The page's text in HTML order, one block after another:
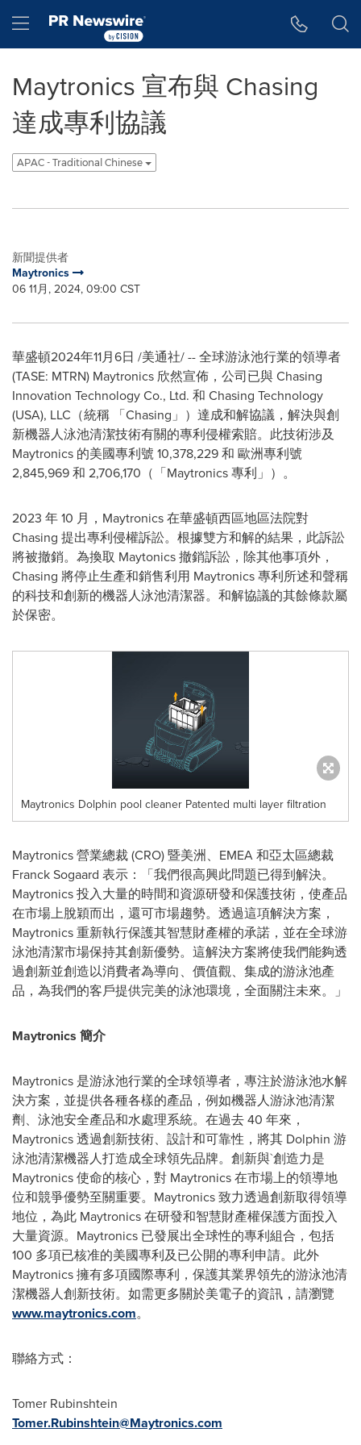
Hamburger menu
Maytronics 宣布與 Chasing
達成專利協議
APAC - Traditional Chinese
新聞提供者
Maytronics
06 11月, 2024, 09:00 CST
華盛頓2024年11月6日 /美通社/ -- 全球游泳池行業的領導者
(TASE: MTRN) Maytronics 欣然宣佈，公司已與 Chasing
Innovation Technology Co., Ltd. 和 Chasing Technology
(USA), LLC（統稱 「Chasing」）達成和解協議，解決與創
新機器人泳池清潔技術有關的專利侵權索賠。此技術涉及
Maytronics 的美國專利號 10,378,229 和 歐洲專利號
2,845,969 和 2,706,170（「Maytronics 專利」）。
2023 年 10 月，Maytronics 在華盛頓西區地區法院對
Chasing 提出專利侵權訴訟。根據雙方和解的結果，此訴訟
將被撤銷。為換取 Maytonics 撤銷訴訟，除其他事項外，
Chasing 將停止生產和銷售利用 Maytronics 專利所述和聲稱
的科技和創新的機器人泳池清潔器。和解協議的其餘條款屬
於保密。
Maytronics Dolphin pool cleaner Patented multi layer filtration
Maytronics 營業總裁 (CRO) 暨美洲、EMEA 和亞太區總裁
Franck Sogaard 表示：「我們很高興此問題已得到解決。
Maytronics 投入大量的時間和資源研發和保護技術，使產品
在市場上脫穎而出，還可市場趨勢。透過這項解決方案，
Maytronics 重新執行保護其智慧財產權的承諾，並在全球游
泳池清潔市場保持其創新優勢。這解決方案將使我們能夠透
過創新並創造以消費者為導向、價值觀、集成的游泳池產
品，為我們的客戶提供完美的泳池環境，全面關注未來。」
Maytronics 簡介
Maytronics 是游泳池行業的全球領導者，專注於游泳池水解
決方案，並提供各種各樣的產品，例如機器人游泳池清潔
劑、泳池安全產品和水處理系統。在過去 40 年來，
Maytronics 透過創新技術、設計和可靠性，將其 Dolphin 游
泳池清潔機器人打造成全球領先品牌。創新與`創造力是
Maytronics 使命的核心，對 Maytronics 在市場上的領導地
位和競爭優勢至關重要。Maytronics 致力透過創新取得領導
地位，為此 Maytronics 在研發和智慧財產權保護方面投入
大量資源。Maytronics 已發展出全球性的專利組合，包括
100 多項已核准的美國專利及已公開的專利申請。此外
Maytronics 擁有多項國際專利，保護其業界領先的游泳池清
潔機器人創新技術。如需更多關於美電子的資訊，請瀏覽
www.maytronics.com。
聯絡方式：
Tomer Rubinshtein
Tomer.Rubinshtein@Maytronics.com